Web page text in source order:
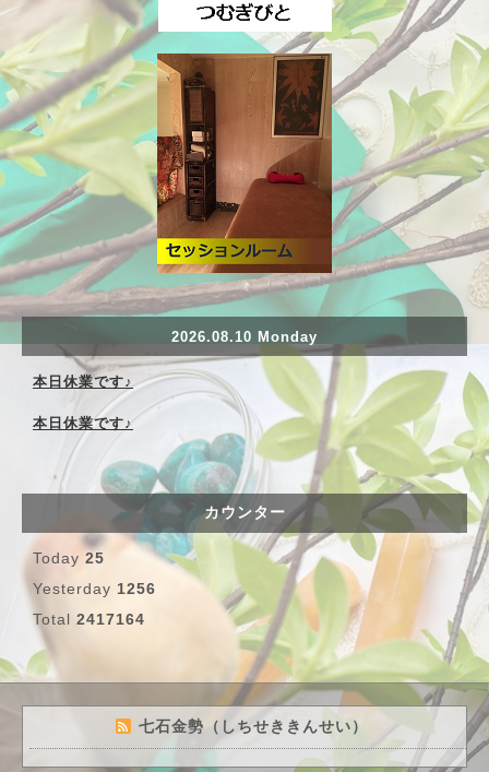
2026.08.10 Monday
本日休業です♪
本日休業です♪
カウンター
Today 25
Yesterday 1256
Total 2417164
七石金勢（しちせききんせい）